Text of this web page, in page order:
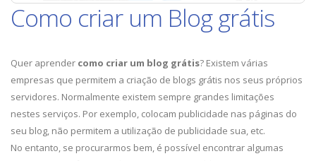
Como criar um Blog grátis
Quer aprender como criar um blog grátis? Existem várias
empresas que permitem a criação de blogs grátis nos seus próprios
servidores. Normalmente existem sempre grandes limitações
nestes serviços. Por exemplo, colocam publicidade nas páginas do
seu blog, não permitem a utilização de publicidade sua, etc.
No entanto, se procurarmos bem, é possível encontrar algumas